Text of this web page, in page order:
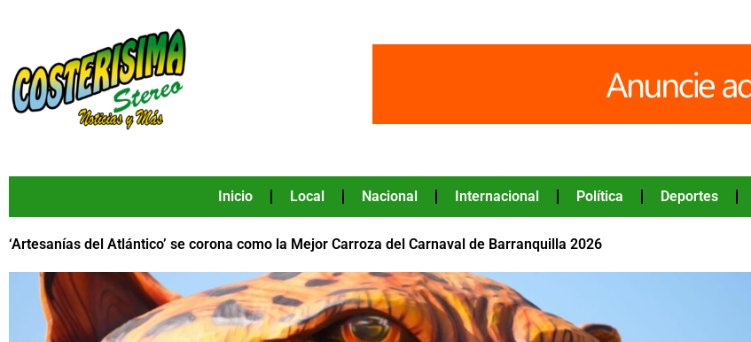
contenido
Inicio Local Nacional Internacional Política Deportes
‘Artesanías del Atlántico’ se corona como la Mejor Carroza del Carnaval de Barranquilla 2026